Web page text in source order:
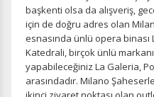
başkenti olsa da alışveriş,
için de doğru adres olan
esnasında ünlü opera binası
Katedrali, birçok ünlü
yapabileceğiniz La Galeria,
arasındadır. Milano